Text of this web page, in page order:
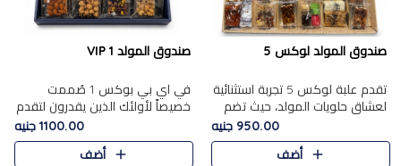
صندوق المولد لوكس 5
تقدم علبة لوكس 5 تجربة استثنائية
لعشاق حلويات المولد، حيث تضم
42 قطعة من تشكيلة فاخرة تجمع
بين أشهر الأصناف التقليدية وأصناف
مميزة مختارة بع..
950.00 جنيه
أضف
صندوق المولد VIP 1
في اي بي بوكس 1 صُممت
خصيصاً لأولئك الذين يقدرون لتقدم
تجربة استثنائية بوكس تجمع بين
أفخر حلويات المولد المصري مع
تشكيلة مختارة من الأصناف ..
1100.00 جنيه
أضف